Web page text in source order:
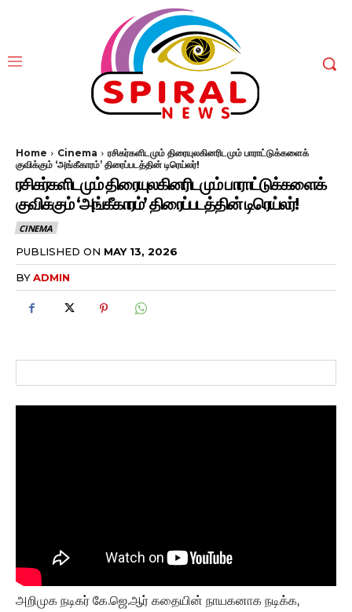
Home Cinema
ரசிகர்களிடமும் திரையுலகினரிடமும் பாராட்டுக்களைக்
குவிக்கும் ‘அங்கீகாரம்’ திரைப்படத்தின் டிரெய்லர்!
ரசிகர்களிடமும் திரையுலகினரிடமும் பாராட்டுக்களைக்
குவிக்கும் ‘அங்கீகாரம்’ திரைப்படத்தின் டிரெய்லர்!
CINEMA
PUBLISHED ON MAY 13, 2026
BYADMIN
அறிமுக நடிகர் கே.ஜெ.ஆர் கதையின் நாயகனாக நடிக்க,